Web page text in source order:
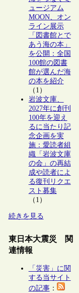
ュージアム
MOON、オン
ライン展示
「図書館とで
あう海の本」
を公開：全国
100館の図書
館が選んだ海
の本を紹介
（1）
岩波文庫、
2027年に創刊
100年を迎え
るに当たり記
念企画を実
施：愛読者組
織「岩波文庫
の会」の再結
成や読者によ
る復刊リクエ
スト募集
（1）
続きを見る
東日本大震災 関
連情報
「災害」に関
する当サイト
の記事：